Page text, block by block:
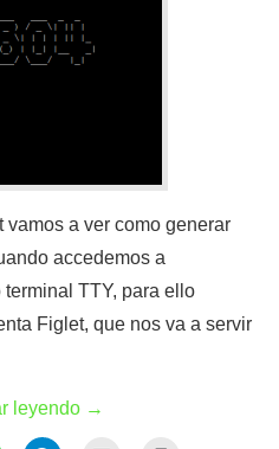
vamos a ver como generar
accedemos a
TTY, para ello
Figlet, que nos va a servir
leyendo →